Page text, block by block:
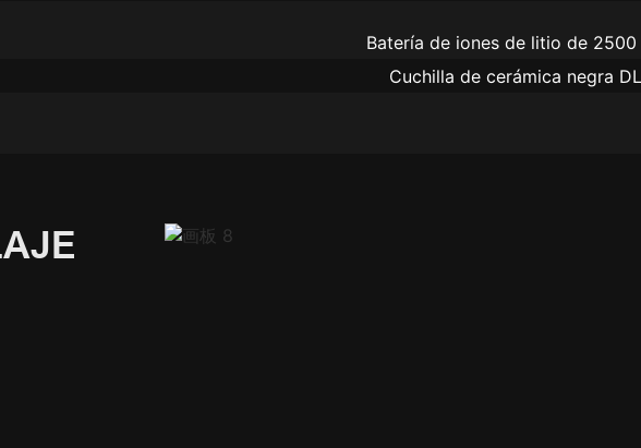
Cuchilla de cerámica negra